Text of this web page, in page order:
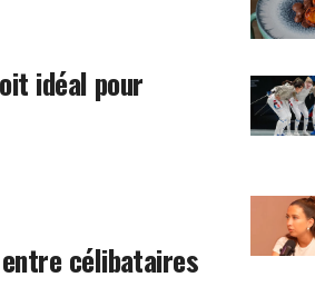
idéal pour
célibataires